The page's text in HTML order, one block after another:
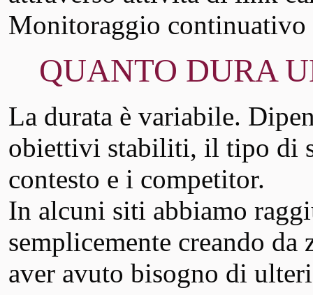
Monitoraggio continuativo
QUANTO DURA
La durata è variabile.
obiettivi stabiliti, il tipo di
contesto e i competitor.
In alcuni siti abbiamo
semplicemente creando
aver avuto bisogno di